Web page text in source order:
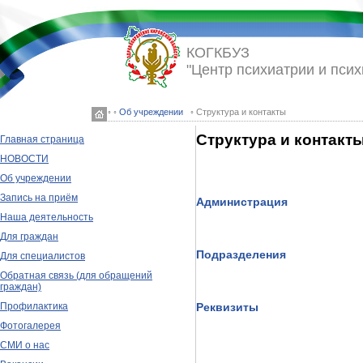
◦ ◦ Об учреждении ◦ Структура и контакты
КОГКБУЗ
"Центр психиатрии и
Главная страница
НОВОСТИ
Об учреждении
Запись на приём
Наша деятельность
Для граждан
Для специалистов
Обратная связь (для обращений
граждан)
Профилактика
Фотогалерея
СМИ о нас
Структура и
Администрация
Подразделения
Реквизиты